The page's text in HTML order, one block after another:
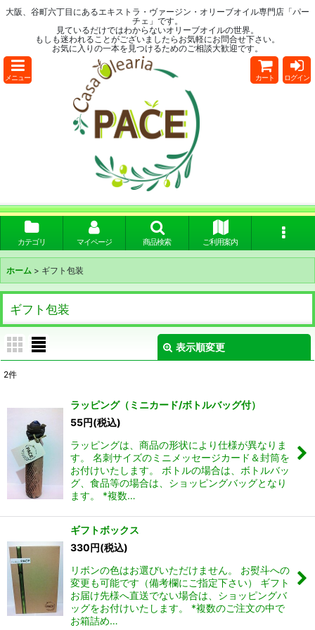
大阪、谷町六丁目にあるエキストラ・ヴァージン・オリーブオイル専門店「パー
チェ」です。
見ているだけではわからないオリーブオイルの世界。
もしも迷われることがございましたらお気軽にお問合せ下さい。
お気に入りの一本を見つけるためのご相談大歓迎です。
メニュー カート ログイン
カテゴリ マイページ 商品検索 ご利用案内
ホーム > ギフト包装
ギフト包装
表示順変更
並び順:
絞り込む
2件
ラッピング（ミニカード/ボトルバッグ付）
55円(税込)
ラッピングは、商品の形状により仕様が異なりま
す。 名刺サイズのミニメッセージカード＆封筒を
お付けいたします。 ボトルの場合は、ボトルバッ
グ、食品等の場合は、ショッピングバッグとなり
ます。 *複数…
ギフトボックス
330円(税込)
リボンの色はお選びいただけません。 お熨斗への
変更も可能です（備考欄にご指定下さい） ギフト
お届け先様へ直送でない場合は、ショッピングバ
ッグをお付けいたします。 *複数のご注文の中で
お箱詰め…